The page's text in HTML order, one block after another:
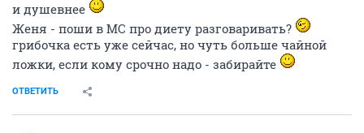
и душевнее
Женя - поши в МС про диету разговаривать?
грибочка есть уже сейчас, но чуть больше чайной
ложки, если кому срочно надо - забирайте
ОТВЕТИТЬ